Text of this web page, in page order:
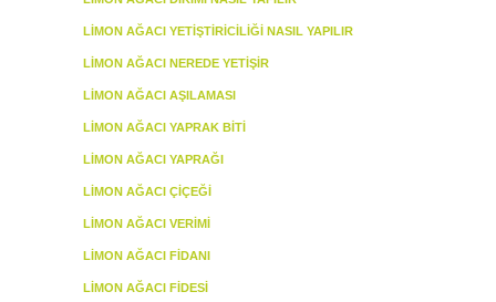
LIMON AĞACI YETIŞTIRICILIĞI NASIL YAPILIR
LIMON AĞACI NEREDE YETIŞIR
LIMON AĞACI AŞILAMASI
LIMON AĞACI YAPRAK BITI
LIMON AĞACI YAPRAĞI
LIMON AĞACI ÇIÇEĞI
LIMON AĞACI VERIMI
LIMON AĞACI FIDANI
LIMON AĞACI FIDESI